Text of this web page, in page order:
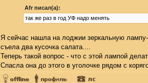
Afr писал(а):
так же раз в год УФ надо менять
Я сейчас нашла на лоджии зеркальную
съела два кусочка салата....
Теперь такой вопрос - что с этой лампой
Спасла она до этого в уголочке рядом с